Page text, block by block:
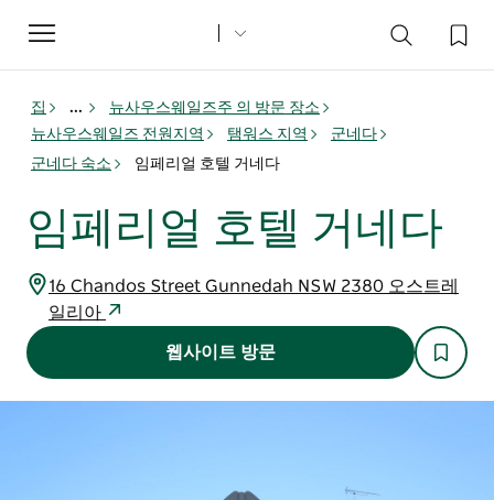
Toggle
navigation
집 ...
뉴사우스웨일즈주 의 방문 장소
뉴사우스웨일즈 전원지역
탬워스 지역
군네다
군네다 숙소
임페리얼 호텔 거네다
임페리얼 호텔 거네다
16 Chandos Street Gunnedah NSW 2380 오스트레
일리아
웹사이트 방문